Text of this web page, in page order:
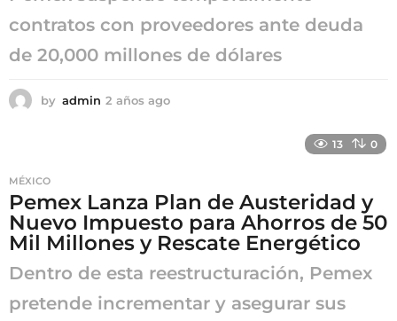
contratos con proveedores ante deuda
de 20,000 millones de dólares
by admin 2 años ago
g
o
13 0
MÉXICO
Pemex Lanza Plan de Austeridad y
Nuevo Impuesto para Ahorros de 50
Mil Millones y Rescate Energético
Dentro de esta reestructuración, Pemex
pretende incrementar y asegurar sus